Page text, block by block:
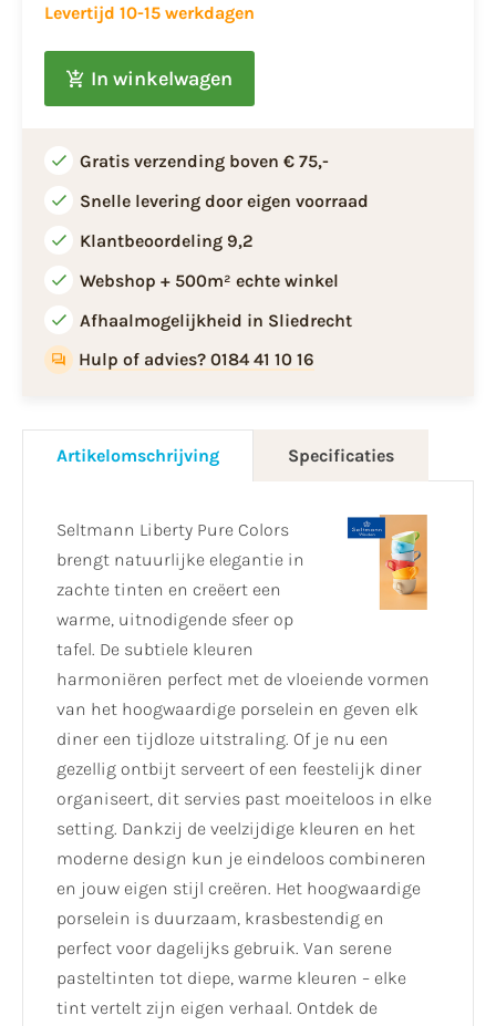
Levertijd 10-15 werkdagen
In winkelwagen
Gratis verzending boven € 75,-
Snelle levering door eigen voorraad
Klantbeoordeling 9,2
Webshop + 500m² echte winkel
Afhaalmogelijkheid in Sliedrecht
Hulp of advies? 0184 41 10 16
Artikelomschrijving Specificaties
Seltmann Liberty Pure Colors
brengt natuurlijke elegantie in
zachte tinten en creëert een
warme, uitnodigende sfeer op
tafel. De subtiele kleuren
harmoniëren perfect met de vloeiende vormen
van het hoogwaardige porselein en geven elk
diner een tijdloze uitstraling. Of je nu een
gezellig ontbijt serveert of een feestelijk diner
organiseert, dit servies past moeiteloos in elke
setting. Dankzij de veelzijdige kleuren en het
moderne design kun je eindeloos combineren
en jouw eigen stijl creëren. Het hoogwaardige
porselein is duurzaam, krasbestendig en
perfect voor dagelijks gebruik. Van serene
pasteltinten tot diepe, warme kleuren – elke
tint vertelt zijn eigen verhaal. Ontdek de